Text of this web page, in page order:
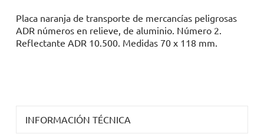
Placa naranja de transporte de mercancías peligrosas
ADR números en relieve, de aluminio. Número 2.
Reflectante ADR 10.500. Medidas 70 x 118 mm.
INFORMACIÓN TÉCNICA